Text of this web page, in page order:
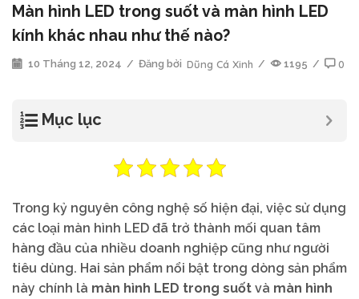
Màn hình LED trong suốt và màn hình LED
kính khác nhau như thế nào?
10 Tháng 12, 2024 / Đăng bởi Dũng Cá Xinh / 1195 / 0
Mục lục
Trong kỷ nguyên công nghệ số hiện đại, việc sử dụng
các loại màn hình LED đã trở thành mối quan tâm
hàng đầu của nhiều doanh nghiệp cũng như người
tiêu dùng. Hai sản phẩm nổi bật trong dòng sản phẩm
này chính là màn hình LED trong suốt và màn hình